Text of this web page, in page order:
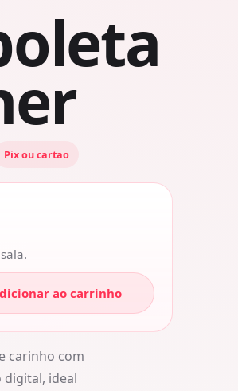
Pix ou cartao
ao carrinho
carinho com
digital, ideal